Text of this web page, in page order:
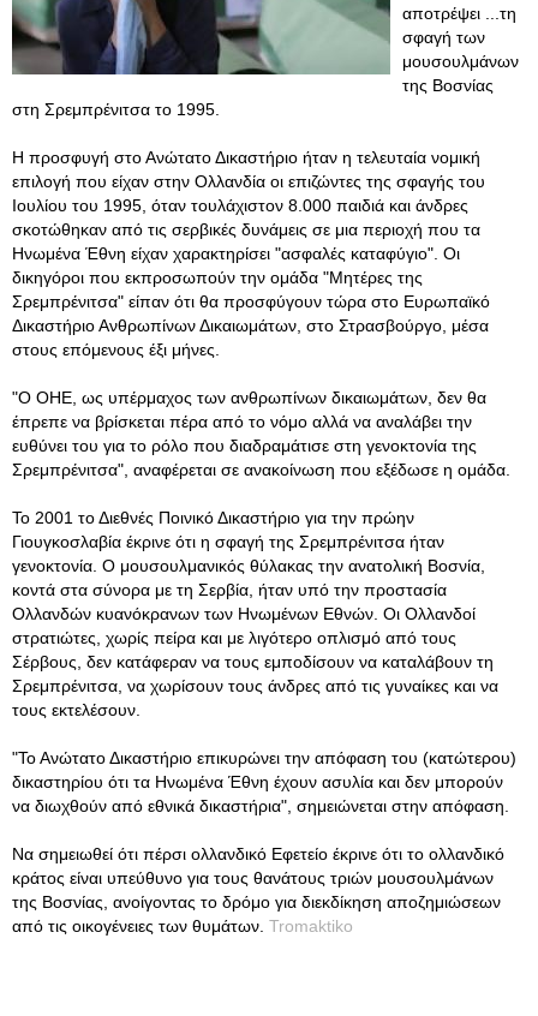
αποτρέψει ...τη
σφαγή των
μουσουλμάνων
της Βοσνίας
στη Σρεμπρένιτσα το 1995.
Η προσφυγή στο Ανώτατο Δικαστήριο ήταν η τελευταία νομική
επιλογή που είχαν στην Ολλανδία οι επιζώντες της σφαγής του
Ιουλίου του 1995, όταν τουλάχιστον 8.000 παιδιά και άνδρες
σκοτώθηκαν από τις σερβικές δυνάμεις σε μια περιοχή που τα
Ηνωμένα Έθνη είχαν χαρακτηρίσει "ασφαλές καταφύγιο". Οι
δικηγόροι που εκπροσωπούν την ομάδα "Μητέρες της
Σρεμπρένιτσα" είπαν ότι θα προσφύγουν τώρα στο Ευρωπαϊκό
Δικαστήριο Ανθρωπίνων Δικαιωμάτων, στο Στρασβούργο, μέσα
στους επόμενους έξι μήνες.
"Ο ΟΗΕ, ως υπέρμαχος των ανθρωπίνων δικαιωμάτων, δεν θα
έπρεπε να βρίσκεται πέρα από το νόμο αλλά να αναλάβει την
ευθύνει του για το ρόλο που διαδραμάτισε στη γενοκτονία της
Σρεμπρένιτσα", αναφέρεται σε ανακοίνωση που εξέδωσε η ομάδα.
Το 2001 το Διεθνές Ποινικό Δικαστήριο για την πρώην
Γιουγκοσλαβία έκρινε ότι η σφαγή της Σρεμπρένιτσα ήταν
γενοκτονία. Ο μουσουλμανικός θύλακας την ανατολική Βοσνία,
κοντά στα σύνορα με τη Σερβία, ήταν υπό την προστασία
Ολλανδών κυανόκρανων των Ηνωμένων Εθνών. Οι Ολλανδοί
στρατιώτες, χωρίς πείρα και με λιγότερο οπλισμό από τους
Σέρβους, δεν κατάφεραν να τους εμποδίσουν να καταλάβουν τη
Σρεμπρένιτσα, να χωρίσουν τους άνδρες από τις γυναίκες και να
τους εκτελέσουν.
"Το Ανώτατο Δικαστήριο επικυρώνει την απόφαση του (κατώτερου)
δικαστηρίου ότι τα Ηνωμένα Έθνη έχουν ασυλία και δεν μπορούν
να διωχθούν από εθνικά δικαστήρια", σημειώνεται στην απόφαση.
Να σημειωθεί ότι πέρσι ολλανδικό Εφετείο έκρινε ότι το ολλανδικό
κράτος είναι υπεύθυνο για τους θανάτους τριών μουσουλμάνων
της Βοσνίας, ανοίγοντας το δρόμο για διεκδίκηση αποζημιώσεων
από τις οικογένειες των θυμάτων. Tromaktiko